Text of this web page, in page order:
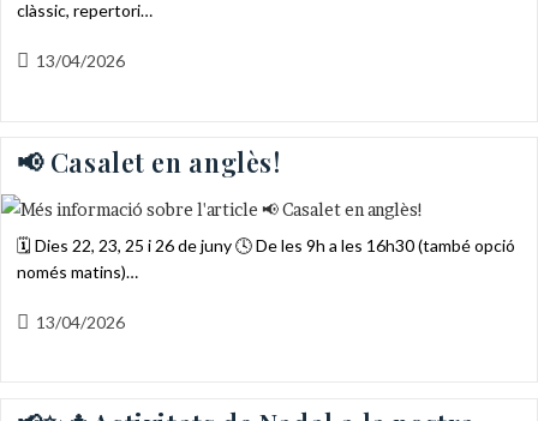
clàssic, repertori…
Entrada
13/04/2026
📢 Casalet en anglès!
🗓️ Dies 22, 23, 25 i 26 de juny 🕓 De les 9h a les 16h30 (també opció
només matins)…
Entrada
13/04/2026